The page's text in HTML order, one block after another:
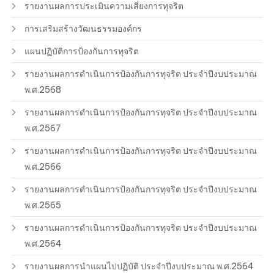
รายงานผลการประเมินความเสี่ยงการทุจริต
การเสริมสร้างวัฒนธรรมองค์กร
แผนปฏิบัติการป้องกันการทุจริต
รายงานผลการดำเนินการป้องกันการทุจริต ประจำปีงบประมาณ
พ.ศ.2568
รายงานผลการดำเนินการป้องกันการทุจริต ประจำปีงบประมาณ
พ.ศ.2567
รายงานผลการดำเนินการป้องกันการทุจริต ประจำปีงบประมาณ
พ.ศ.2566
รายงานผลการดำเนินการป้องกันการทุจริต ประจำปีงบประมาณ
พ.ศ.2565
รายงานผลการดำเนินการป้องกันการทุจริต ประจำปีงบประมาณ
พ.ศ.2564
รายงานผลการนำแผนไปปฏิบัติ ประจำปีงบประมาณ พ.ศ.2564